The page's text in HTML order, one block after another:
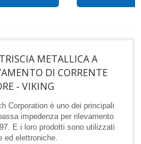
METALLICA A
DI CORRENTE
- VIKING
Corporation è uno dei principali
impedenza per rilevamento
E i loro prodotti sono utilizzati
ed elettroniche.